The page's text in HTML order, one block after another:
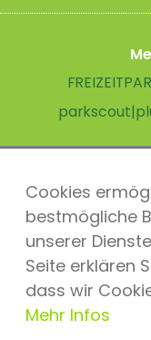
Cookies
bestmögliche
unserer
Seite erklären
dass wir
Mehr Infos
parkscout.de